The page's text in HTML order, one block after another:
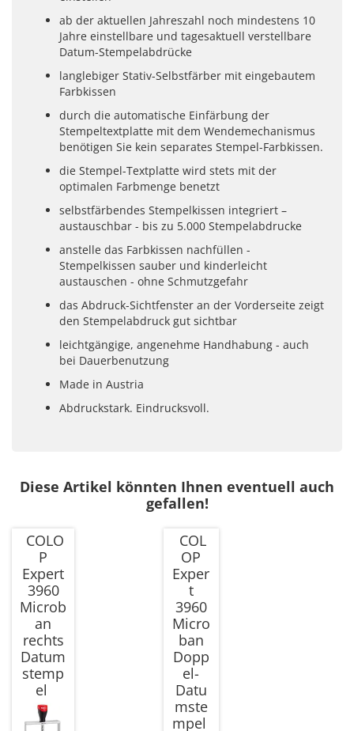
ab der aktuellen Jahreszahl noch mindestens 10
Jahre einstellbare und tagesaktuell verstellbare
Datum-Stempelabdrücke
langlebiger Stativ-Selbstfärber mit eingebautem
Farbkissen
durch die automatische Einfärbung der
Stempeltextplatte mit dem Wendemechanismus
benötigen Sie kein separates Stempel-Farbkissen.
die Stempel-Textplatte wird stets mit der
optimalen Farbmenge benetzt
selbstfärbendes Stempelkissen integriert –
austauschbar - bis zu 5.000 Stempelabdrucke
anstelle das Farbkissen nachfüllen -
Stempelkissen sauber und kinderleicht
austauschen - ohne Schmutzgefahr
das Abdruck-Sichtfenster an der Vorderseite zeigt
den Stempelabdruck gut sichtbar
leichtgängige, angenehme Handhabung - auch
bei Dauerbenutzung
Made in Austria
Abdruckstark. Eindrucksvoll.
Diese Artikel könnten Ihnen eventuell auch
gefallen!
COLO
P
Expert
3960
Microb
an
rechts
Datum
stemp
el
COL
OP
Exper
t
3960
Micro
ban
Dopp
el-
Datu
mste
mpel